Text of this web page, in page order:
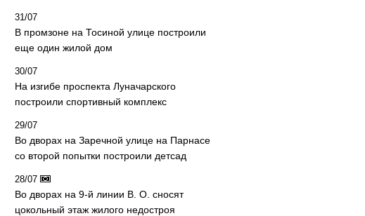
31/07
В промзоне на Тосиной улице построили
еще один жилой дом
30/07
На изгибе проспекта Луначарского
построили спортивный комплекс
29/07
Во дворах на Заречной улице на Парнасе
со второй попытки построили детсад
28/07
Во дворах на 9-й линии В. О. сносят
цокольный этаж жилого недостроя